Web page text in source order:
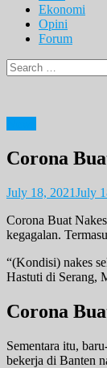
Ekonomi
Opini
Forum
Search
for:
Corona
July 18, 2021July
Corona Buat
kegagalan.
“(Kondisi) nakes
Hastuti di Serang,
Corona
Sementara itu,
bekerja di Banten